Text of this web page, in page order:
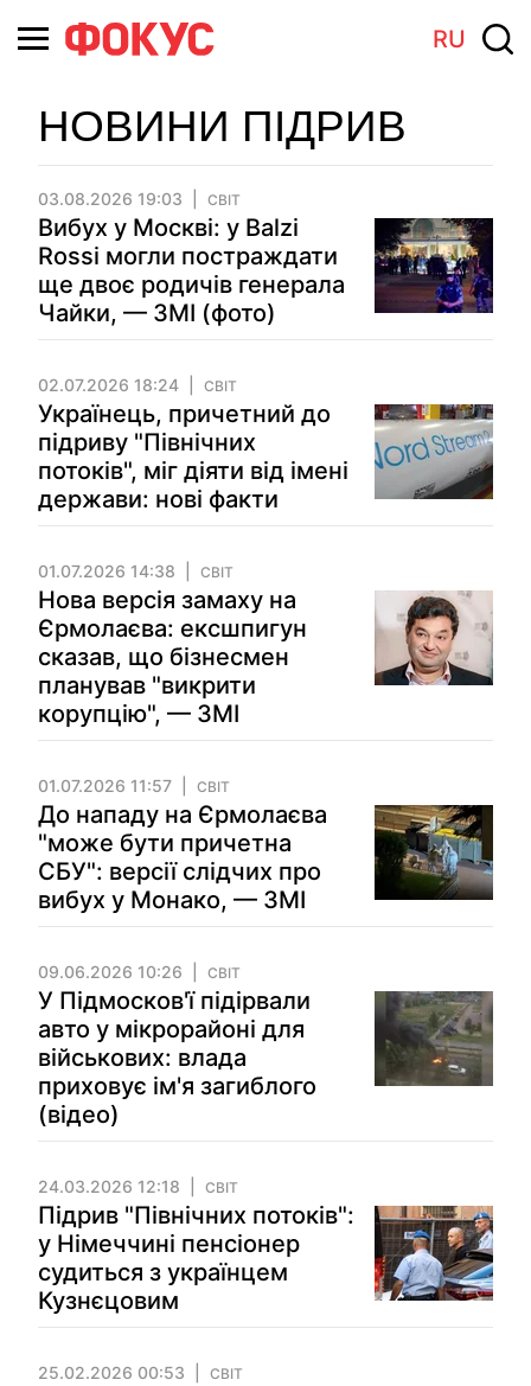
RU
НОВИНИ ПІДРИВ
03.08.2026 19:03 СВІТ
Вибух у Москві: у Balzi
Rossi могли постраждати
ще двоє родичів генерала
Чайки, — ЗМІ (фото)
02.07.2026 18:24 СВІТ
Українець, причетний до
підриву "Північних
потоків", міг діяти від імені
держави: нові факти
01.07.2026 14:38 СВІТ
Нова версія замаху на
Єрмолаєва: ексшпигун
сказав, що бізнесмен
планував "викрити
корупцію", — ЗМІ
01.07.2026 11:57 СВІТ
До нападу на Єрмолаєва
"може бути причетна
СБУ": версії слідчих про
вибух у Монако, — ЗМІ
09.06.2026 10:26 СВІТ
У Підмосков'ї підірвали
авто у мікрорайоні для
військових: влада
приховує ім'я загиблого
(відео)
24.03.2026 12:18 СВІТ
Підрив "Північних потоків":
у Німеччині пенсіонер
судиться з українцем
Кузнєцовим
25.02.2026 00:53 СВІТ